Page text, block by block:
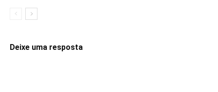
Deixe uma resposta